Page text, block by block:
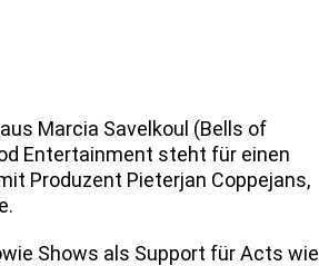
Marcia Savelkoul (Bells of
Entertainment steht für einen
Produzent Pieterjan Coppejans,
Shows als Support für Acts wie